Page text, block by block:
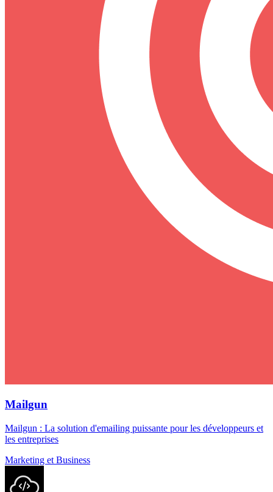
Mailgun
Mailgun : La solution d'emailing puissante pour les développeurs et
les entreprises
Marketing et Business